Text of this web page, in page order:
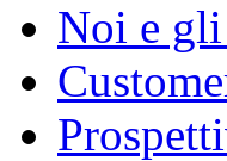
Noi e